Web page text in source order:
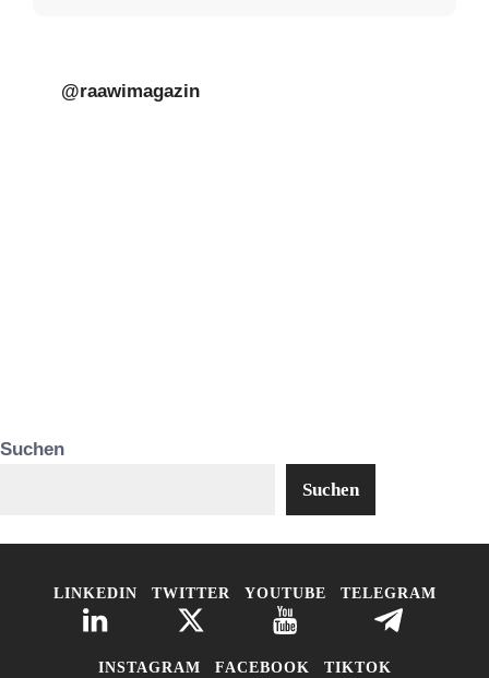
@raawimagazin
Suchen
Suchen
LINKEDIN TWITTER YOUTUBE TELEGRAM
INSTAGRAM FACEBOOK TIKTOK